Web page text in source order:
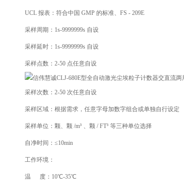
UCL 报表：符合中国 GMP 的标准、FS - 209E
采样周期：1s-9999999s 自设
采样延时：1s-9999999s 自设
采样点数：2-50 点任意自设
采样次数：2-50 次任意自设
采样区域：根据需求，任意字母加数字组合或单独自行设定
采样单位：颗、颗 /m³ 、颗 / FT³ 等三种单位选择
自净时间：≤10min
工作环境：
温 度：10℃-35℃